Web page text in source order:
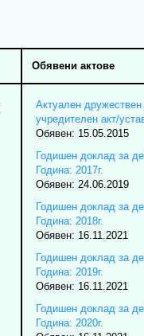
Обявени актове
Актуален дружествен
учредителен акт/
Обявен: 15.05.2015
Годишен доклад за
Година: 2017г.
Обявен: 24.06.2019
Годишен доклад за
Година: 2018г.
Обявен: 16.11.2021
Годишен доклад за
Година: 2019г.
Обявен: 16.11.2021
Годишен доклад за
Година: 2020г.